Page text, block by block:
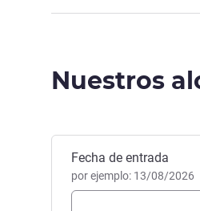
Nuestros
Reservar este
Fecha de entrada
por ejemplo: 13/08/2026